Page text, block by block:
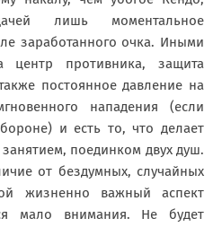
лишь моментальное
заработанного очка. Иными
центр противника, защита
постоянное давление на
нападения (если
и есть то, что делает
поединком двух душ.
от бездумных, случайных
жизненно важный аспект
мало внимания. Не будет